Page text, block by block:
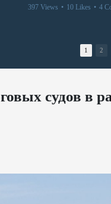
397 Views • 10 Likes • 4
1 2
судов в